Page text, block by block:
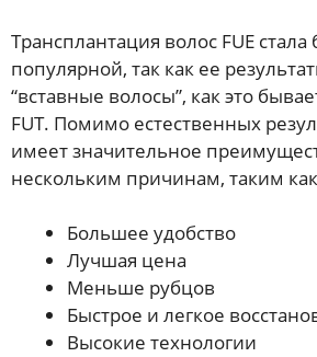
Трансплантация волос FUE стала
популярной, так как ее
“вставные волосы”, как это
FUT. Помимо естественных
имеет значительное
нескольким причинам, таким
Большее удобство
Лучшая цена
Меньше рубцов
Быстрое и легкое
Высокие технологии